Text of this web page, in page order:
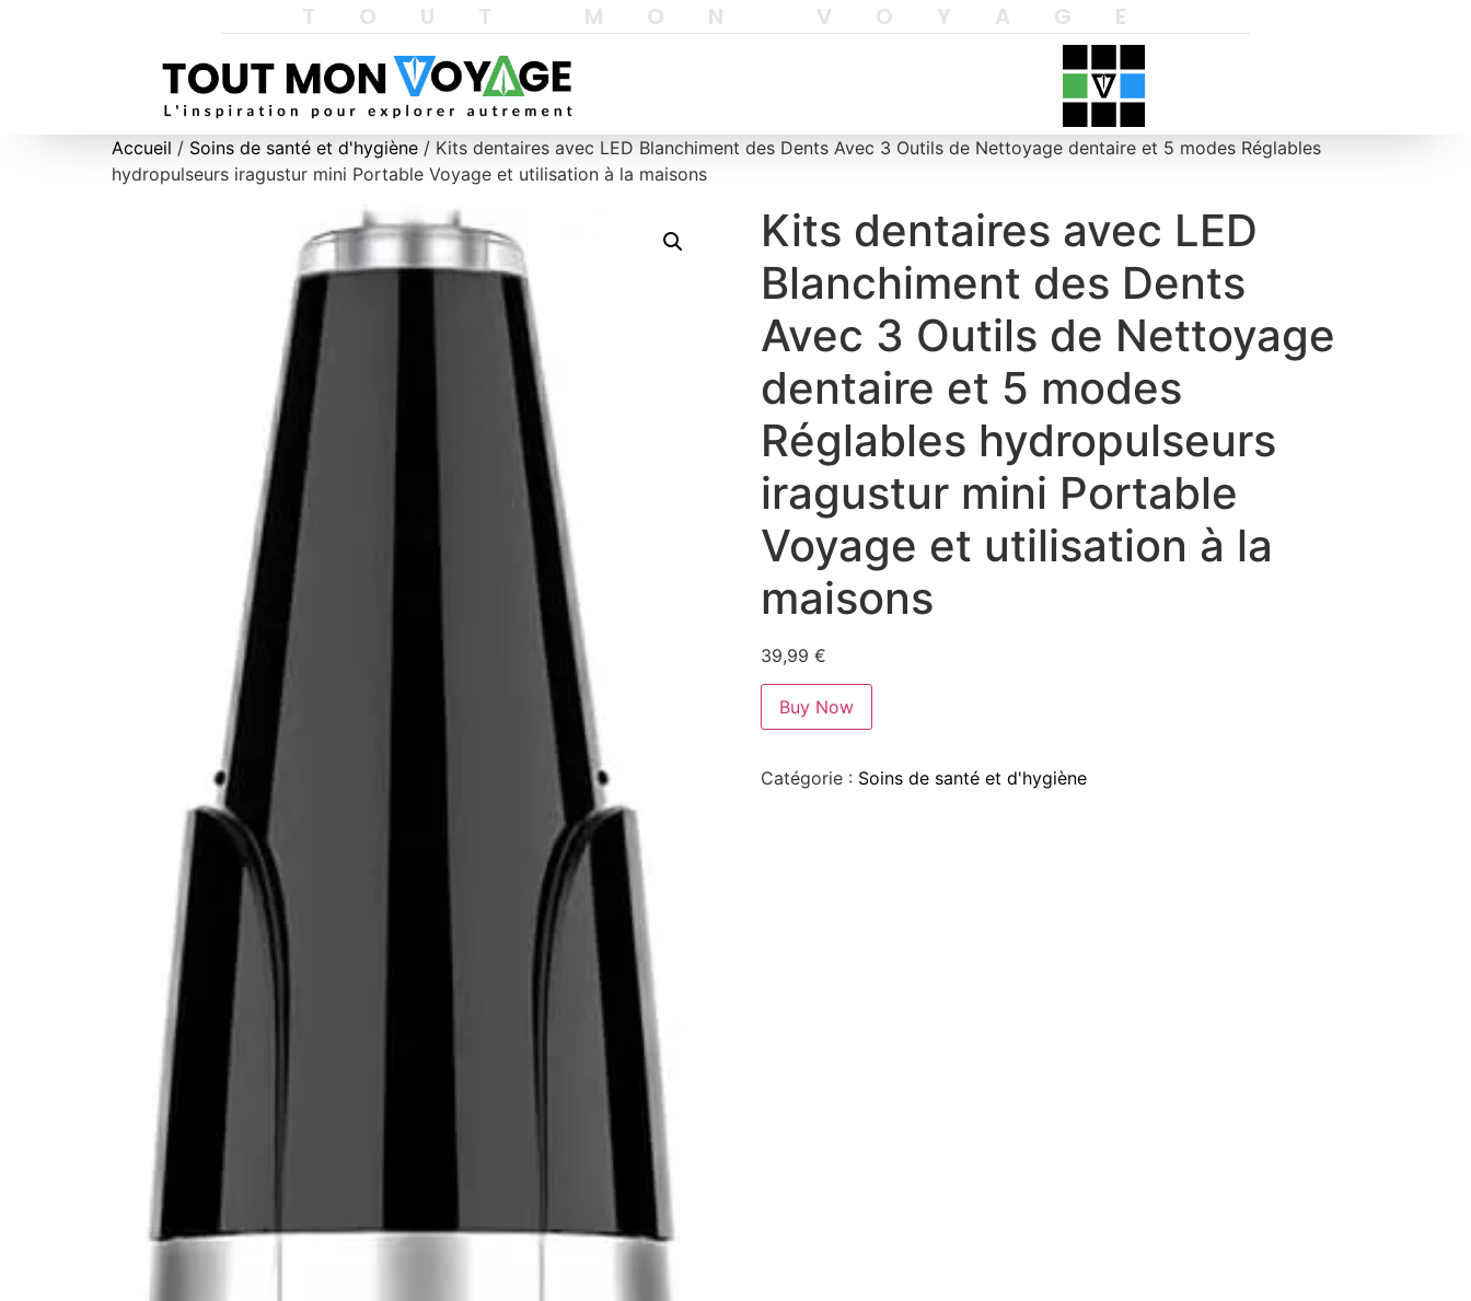
TOUT MON VOYAGE
Accueil / Soins de santé et d'hygiène / Kits dentaires avec LED Blanchiment des Dents Avec 3 Outils de Nettoyage dentaire et 5 modes Réglables
hydropulseurs iragustur mini Portable Voyage et utilisation à la maisons
Kits dentaires avec LED
Blanchiment des Dents
Avec 3 Outils de Nettoyage
dentaire et 5 modes
Réglables hydropulseurs
iragustur mini Portable
Voyage et utilisation à la
maisons
39,99 €
Buy Now
Catégorie : Soins de santé et d'hygiène